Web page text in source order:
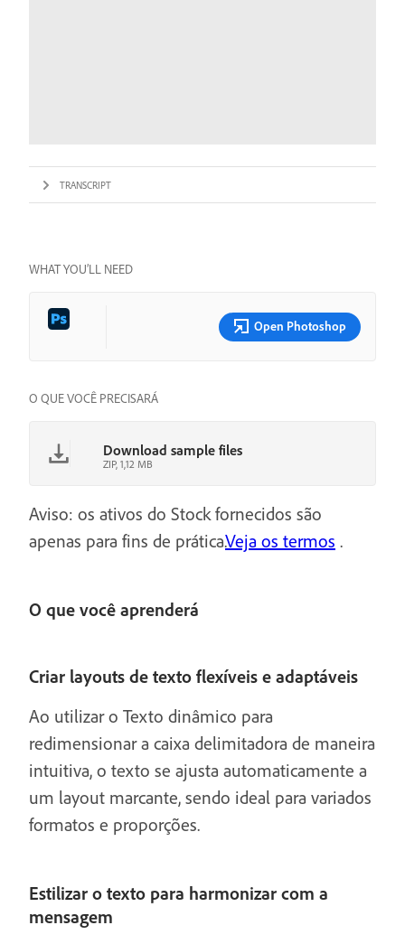
TRANSCRIPT
WHAT YOU’LL NEED
Open Photoshop
O QUE VOCÊ PRECISARÁ
Download sample files
ZIP, 1,12 MB
Aviso: os ativos do Stock fornecidos são
apenas para fins de prática.Veja os termos .
O que você aprenderá
Criar layouts de texto flexíveis e adaptáveis
Ao utilizar o Texto dinâmico para
redimensionar a caixa delimitadora de maneira
intuitiva, o texto se ajusta automaticamente a
um layout marcante, sendo ideal para variados
formatos e proporções.
Estilizar o texto para harmonizar com a
mensagem